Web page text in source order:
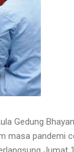
Gedung
masa pandemi